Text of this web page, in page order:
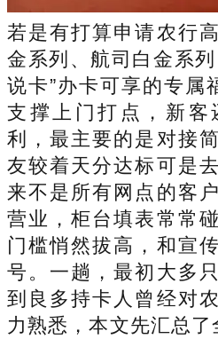
若是有打算申请农行
金系列、航司白金系
说卡”办卡可享的专属
支撑上门打点，新客
利，最主要的是对接
友较着天分达标可是
来不是所有网点的客
营业，柜台填表常常
门槛悄然拔高，和宣
号。一趟，最初大多
到良多持卡人曾经对
力熟悉，本文先汇总